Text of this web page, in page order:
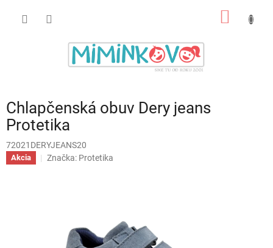
Chlapčenská obuv Dery jeans
Protetika
72021DERYJEANS20
Akcia Značka: Protetika